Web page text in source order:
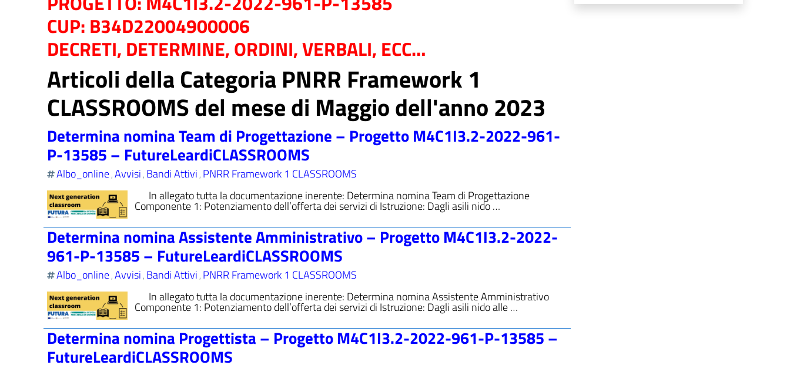
CUP: B34D22004900006
DECRETI, DETERMINE, ORDINI, VERBALI, ECC…
Articoli della Categoria PNRR Framework 1
CLASSROOMS del mese di Maggio dell'anno 2023
Determina nomina Team di Progettazione – Progetto M4C1I3.2-2022-961-
P-13585 – FutureLeardiCLASSROOMS
Albo_online,Avvisi, Bandi Attivi, PNRR Framework 1 CLASSROOMS
In allegato tutta la documentazione inerente: Determina nomina Team di Progettazione
Componente 1: Potenziamento dell’offerta dei servizi di Istruzione: Dagli asili nido …
Determina nomina Assistente Amministrativo – Progetto M4C1I3.2-2022-
961-P-13585 – FutureLeardiCLASSROOMS
Albo_online,Avvisi, Bandi Attivi, PNRR Framework 1 CLASSROOMS
In allegato tutta la documentazione inerente: Determina nomina Assistente Amministrativo
Componente 1: Potenziamento dell’offerta dei servizi di Istruzione: Dagli asili nido alle …
Determina nomina Progettista – Progetto M4C1I3.2-2022-961-P-13585 –
FutureLeardiCLASSROOMS